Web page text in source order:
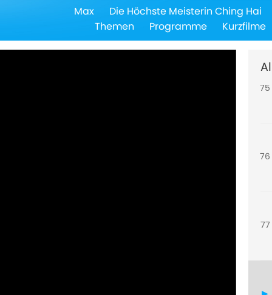
Max Die Höchste Meisterin Ching Hai
Themen
Programme Kurzfilme
75
76
77